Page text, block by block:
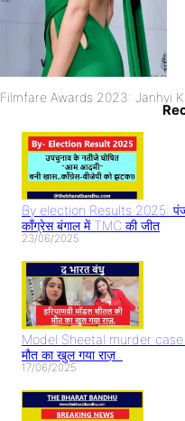
Filmfare Awards 2023: Janhvi
By election Results 2025:
काँग्रेस बंगाल में TMC की जीत
23/06/2025
Model Sheetal murder case
मौत का खुल गया राज़..
17/06/2025